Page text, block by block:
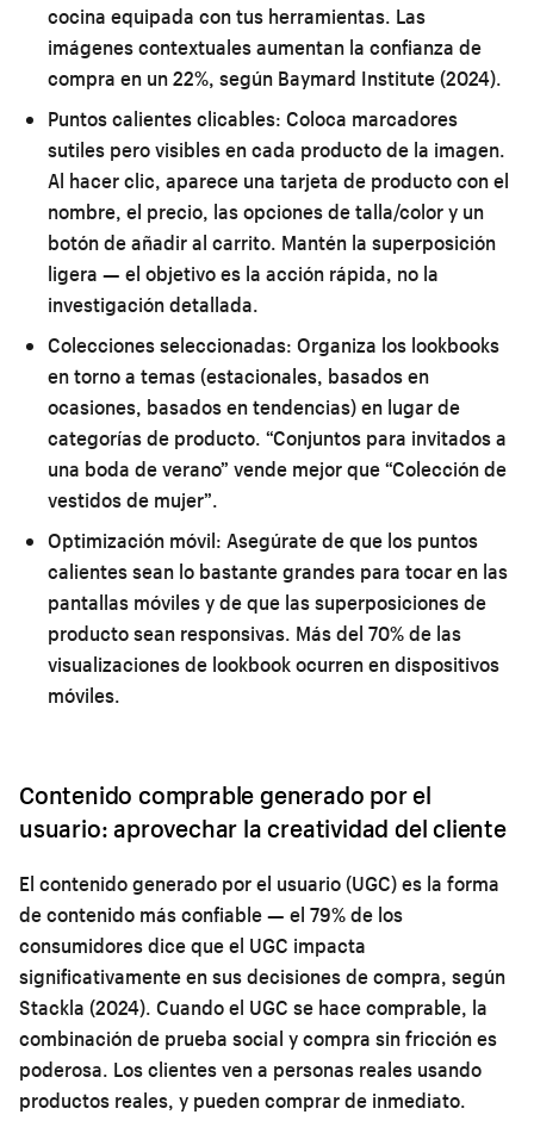
cocina equipada con tus herramientas. Las
imágenes contextuales aumentan la confianza de
compra en un 22%, según Baymard Institute (2024).
Puntos calientes clicables: Coloca marcadores
sutiles pero visibles en cada producto de la imagen.
Al hacer clic, aparece una tarjeta de producto con el
nombre, el precio, las opciones de talla/color y un
botón de añadir al carrito. Mantén la superposición
ligera — el objetivo es la acción rápida, no la
investigación detallada.
Colecciones seleccionadas: Organiza los lookbooks
en torno a temas (estacionales, basados en
ocasiones, basados en tendencias) en lugar de
categorías de producto. “Conjuntos para invitados a
una boda de verano” vende mejor que “Colección de
vestidos de mujer”.
Optimización móvil: Asegúrate de que los puntos
calientes sean lo bastante grandes para tocar en las
pantallas móviles y de que las superposiciones de
producto sean responsivas. Más del 70% de las
visualizaciones de lookbook ocurren en dispositivos
móviles.
Contenido comprable generado por el
usuario: aprovechar la creatividad del cliente
El contenido generado por el usuario (UGC) es la forma
de contenido más confiable — el 79% de los
consumidores dice que el UGC impacta
significativamente en sus decisiones de compra, según
Stackla (2024). Cuando el UGC se hace comprable, la
combinación de prueba social y compra sin fricción es
poderosa. Los clientes ven a personas reales usando
productos reales, y pueden comprar de inmediato.